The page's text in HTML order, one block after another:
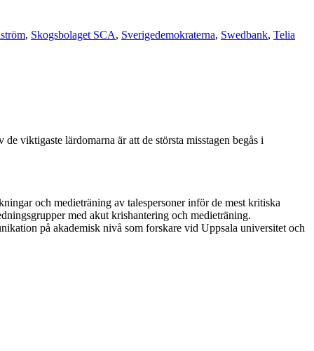
, Skogsbolaget SCA, Sverigedemokraterna, Swedbank, Telia
viktigaste lärdomarna är att de största misstagen begås i
och medieträning av talespersoner inför de mest kritiska
med akut krishantering och medieträning.
på akademisk nivå som forskare vid Uppsala universitet och